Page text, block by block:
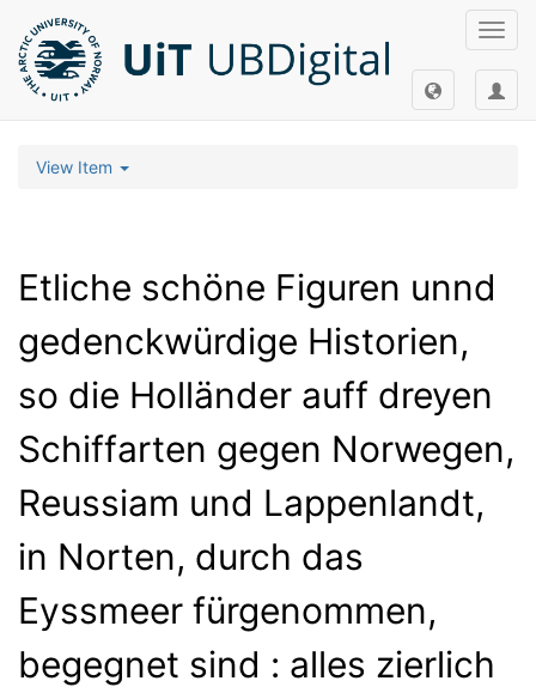
View Item
Etliche schöne Figuren unnd
gedenckwürdige Historien,
so die Holländer auff dreyen
Schiffarten gegen Norwegen,
Reussiam und Lappenlandt,
in Norten, durch das
Eyssmeer fürgenommen,
begegnet sind : alles zierlich